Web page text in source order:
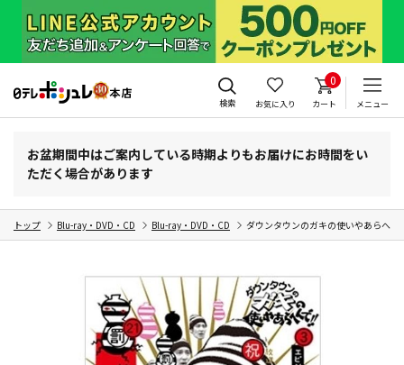
検索 お気に入り
0
カート メニュー
お盆期間中はご案内している時期よりもお届けにお時間をい
ただく場合があります
トップ Blu-ray・DVD・CD Blu-ray・DVD・CD ダウンタウンのガキの使いやあらへ